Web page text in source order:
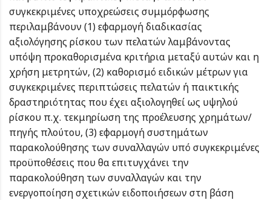
συγκεκριμένες υποχρεώσεις συμμόρφωσης
περιλαμβάνουν (1) εφαρμογή διαδικασίας
αξιολόγησης ρίσκου των πελατών λαμβάνοντας
υπόψη προκαθορισμένα κριτήρια μεταξύ αυτών και η
χρήση μετρητών, (2) καθορισμό ειδικών μέτρων για
συγκεκριμένες περιπτώσεις πελατών ή παικτικής
δραστηριότητας που έχει αξιολογηθεί ως υψηλού
ρίσκου π.χ. τεκμηρίωση της προέλευσης χρημάτων/
πηγής πλούτου, (3) εφαρμογή συστημάτων
παρακολούθησης των συναλλαγών υπό συγκεκριμένες
προϋποθέσεις που θα επιτυγχάνει την
παρακολούθηση των συναλλαγών και την
ενεργοποίηση σχετικών ειδοποιήσεων στη βάση